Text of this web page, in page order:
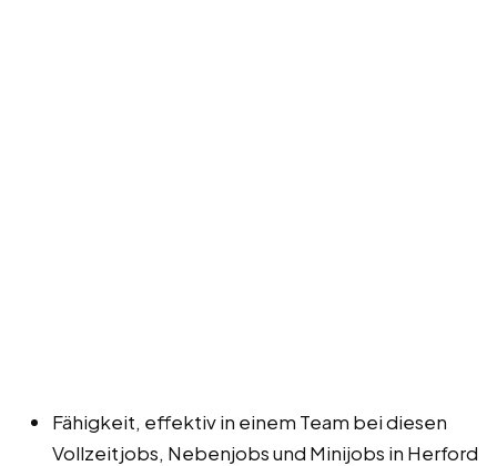
Fähigkeit, effektiv in einem Team bei diesen
Vollzeitjobs, Nebenjobs und Minijobs in Herford